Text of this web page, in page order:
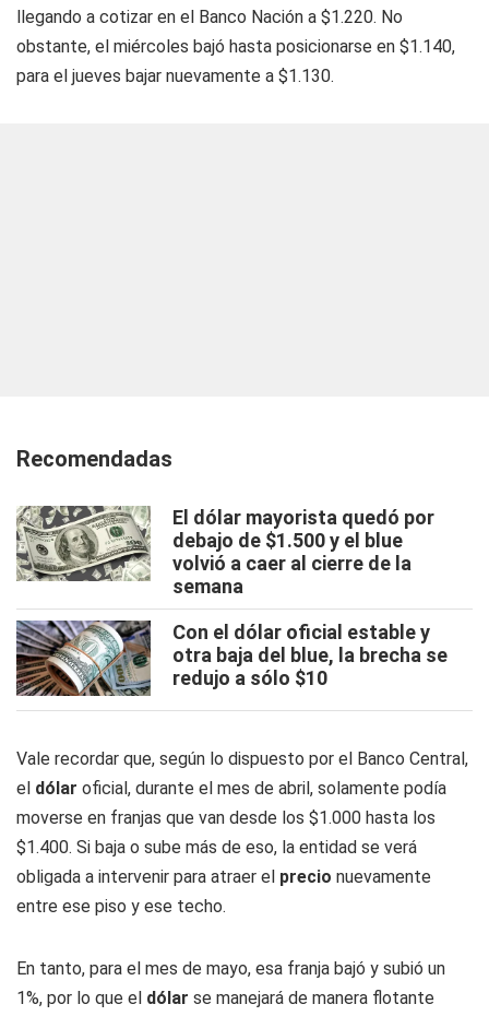
llegando a cotizar en el Banco Nación a $1.220. No
obstante, el miércoles bajó hasta posicionarse en $1.140,
para el jueves bajar nuevamente a $1.130.
Recomendadas
El dólar mayorista quedó por
debajo de $1.500 y el blue
volvió a caer al cierre de la
semana
Con el dólar oficial estable y
otra baja del blue, la brecha se
redujo a sólo $10
Vale recordar que, según lo dispuesto por el Banco Central,
el dólar oficial, durante el mes de abril, solamente podía
moverse en franjas que van desde los $1.000 hasta los
$1.400. Si baja o sube más de eso, la entidad se verá
obligada a intervenir para atraer el precio nuevamente
entre ese piso y ese techo.
En tanto, para el mes de mayo, esa franja bajó y subió un
1%, por lo que el dólar se manejará de manera flotante